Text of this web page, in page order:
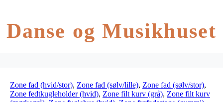
Danse og Musikhuset
Zone fad (hvid/stor), Zone fad (sølv/lille), Zone fad (sølv/stor),
Zone fedtkugleholder (hvid), Zone filt kurv (grå), Zone filt kurv